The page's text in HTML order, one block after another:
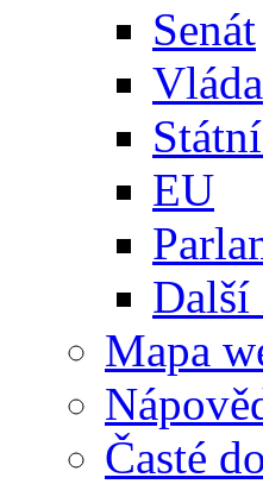
Senát
Vláda
EU
Další
Mapa
Časté